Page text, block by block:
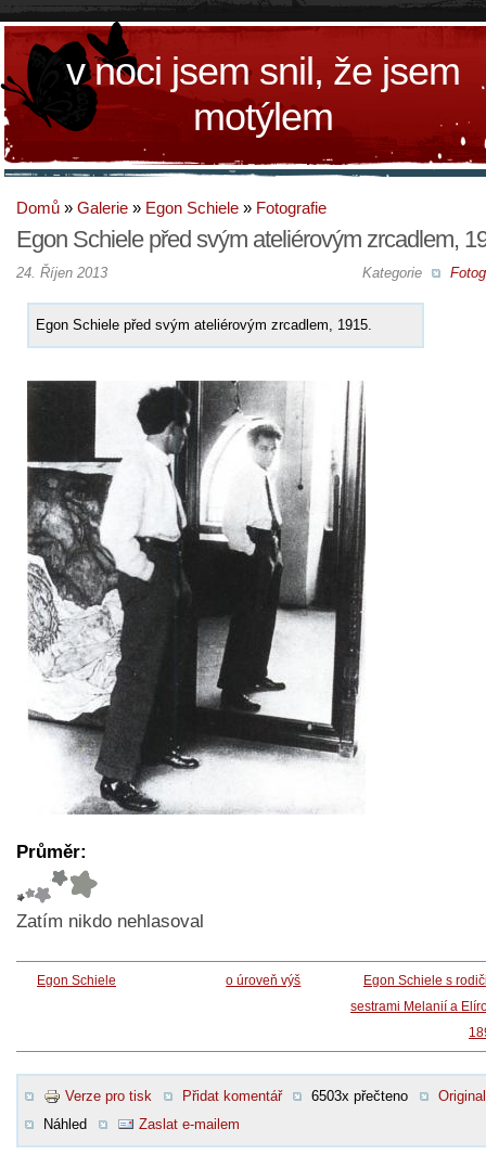
v noci jsem snil, že jsem
motýlem
Domů » Galerie » Egon Schiele » Fotografie
Egon Schiele před svým ateliérovým zrcadlem,
Kategorie
24. Říjen 2013
Egon Schiele před svým ateliérovým zrcadlem, 1915.
Průměr:
Zatím nikdo nehlasoval
Egon Schiele o úroveň výš
Egon Schiele s
sestrami Melanií a
Verze pro tisk Přidat komentář 6503x přečteno
Original
Náhled
Zaslat e-mailem